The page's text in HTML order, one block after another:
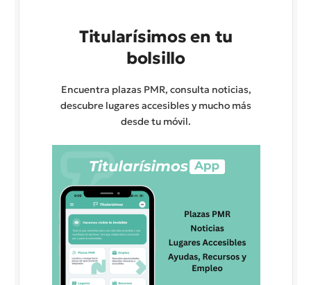
Titularísimos en tu
bolsillo
Encuentra plazas PMR, consulta noticias,
descubre lugares accesibles y mucho más
desde tu móvil.